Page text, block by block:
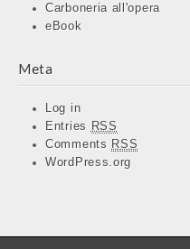
Carboneria all'opera
eBook
Meta
Log in
Entries
RSS
Comments RSS
WordPress.org